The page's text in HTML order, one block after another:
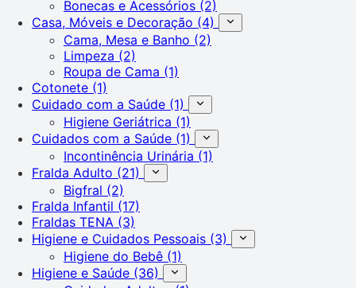
Bonecas e Acessórios (2)
Casa, Móveis e Decoração (4)
Cama, Mesa e Banho (2)
Limpeza (2)
Roupa de Cama (1)
Cotonete (1)
Cuidado com a Saúde (1)
Higiene Geriátrica (1)
Cuidados com a Saúde (1)
Incontinência Urinária (1)
Fralda Adulto (21)
Bigfral (2)
Fralda Infantil (17)
Fraldas TENA (3)
Higiene e Cuidados Pessoais (3)
Higiene do Bebê (1)
Higiene e Saúde (36)